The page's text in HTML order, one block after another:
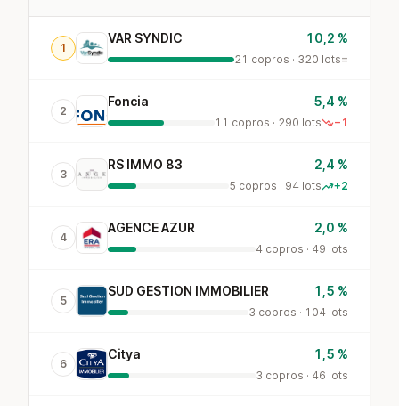
1
VAR SYNDIC 10,2 %
21 copros · 320 lots=
2
Foncia 5,4 %
11 copros · 290 lots −1
3
RS IMMO 83 2,4 %
5 copros · 94 lots +2
4
AGENCE AZUR 2,0 %
4 copros · 49 lots
5
SUD GESTION IMMOBILIER 1,5 %
3 copros · 104 lots
6
Citya 1,5 %
3 copros · 46 lots